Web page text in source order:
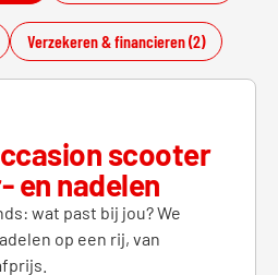
Verzekeren & financieren (2)
scooter
en nadelen
wat past bij jou? We
op een rij, van